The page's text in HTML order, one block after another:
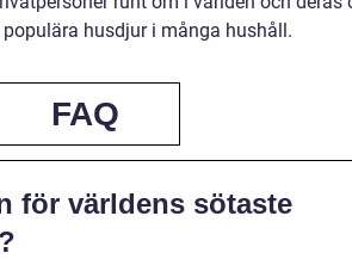
husdjur i många hushåll.
FAQ
för världens sötaste